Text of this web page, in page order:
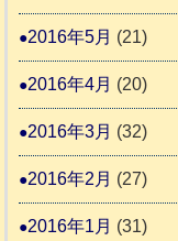
2016年5月 (21)
2016年4月 (20)
2016年3月 (32)
2016年2月 (27)
2016年1月 (31)